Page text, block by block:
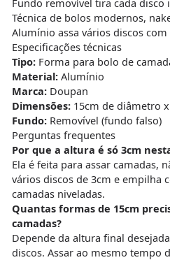
Técnica de bolos modernos,
Alumínio assa vários discos
Especificações técnicas
Tipo:Forma para bolo de
Material:Alumínio
Marca:Doupan
Dimensões:15cm de diâmetro
Fundo:Removível (fundo falso)
Perguntas frequentes
Por que a altura é só 3cm
Ela é feita para assar camadas,
vários discos de 3cm e empilha
camadas niveladas.
Quantas formas de 15cm
camadas?
Depende da altura final
discos. Assar ao mesmo tempo